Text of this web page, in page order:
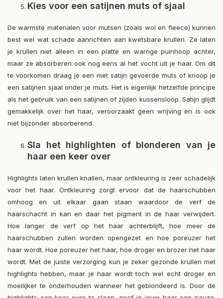
Kies voor een satijnen muts of sjaal
De warmste materialen voor mutsen (zoals wol en fleece) kunnen
best wel wat schade aanrichten aan kwetsbare krullen. Ze laten
je krullen niet alleen in een platte en warrige puinhoop achter,
maar ze absorberen ook nog eens al het vocht uit je haar. Om dit
te voorkomen draag je een met satijn gevoerde muts of knoop je
een satijnen sjaal onder je muts. Het is eigenlijk hetzelfde principe
als het gebruik van een satijnen of zijden kussensloop. Satijn glijdt
gemakkelijk over het haar, veroorzaakt geen wrijving en is ook
niet bijzonder absorberend.
Sla het highlighten of blonderen van je
haar een keer over
Highlights laten krullen knallen, maar ontkleuring is zeer schadelijk
voor het haar. Ontkleuring zorgt ervoor dat de haarschubben
omhoog en uit elkaar gaan staan waardoor de verf de
haarschacht in kan en daar het pigment in de haar verwijdert.
Hoe langer de verf op het haar achterblijft, hoe meer de
haarschubben zullen worden opengezet en hoe poreuzer het
haar wordt. Hoe poreuzer het haar, hoe droger en brozer het haar
wordt. Met de juiste verzorging kun je zeker gezonde krullen met
highlights hebben, maar je haar wordt toch wel echt droger en
moeilijker te onderhouden wanneer het geblondeerd is. Door de